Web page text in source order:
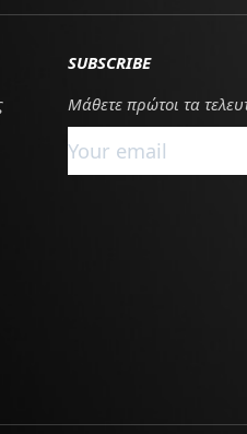
SUBSCRIBE
Μάθετε πρώτοι τα